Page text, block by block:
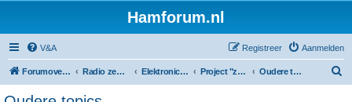
Hamforum.nl
V&A Aanmelden
Registreer
Forumoverzicht Radio zendamateur, luisteramateur en elektronica zelfbouw Elektronica en zelfbouw Project "zelfbouw spectrum analyzer" Oudere topics